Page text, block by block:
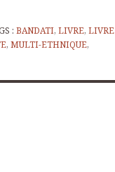
:BANDATI,LIVRE,LIVRE
, MULTI-ETHNIQUE,